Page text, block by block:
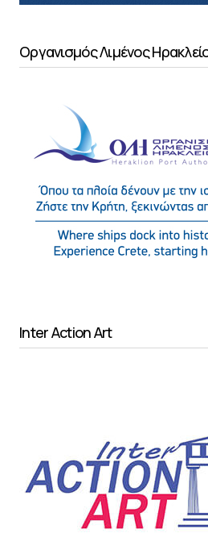
Οργανισμός Λιμένος
Inter Action Art